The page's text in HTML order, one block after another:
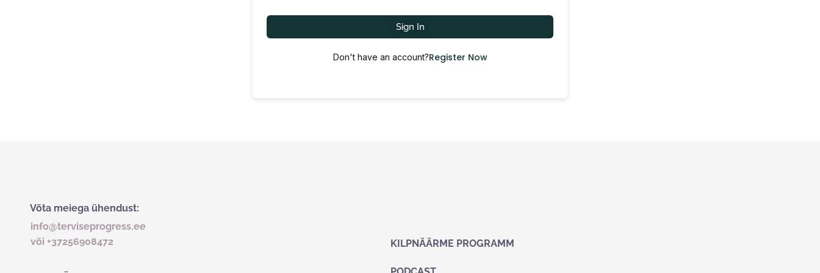
Sign In
Don't have an account?Register Now
Võta meiega ühendust:
info@terviseprogress.ee
või +37256908472
KILPNÄÄRME PROGRAMM